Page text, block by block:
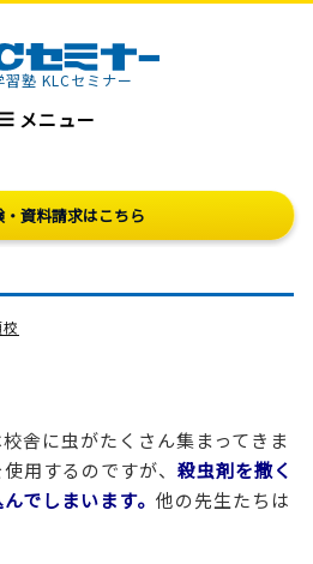
塾 KLCセミナー
メニュー
資料請求はこちら
舎に虫がたくさん集まってきま
用するのですが、 殺虫剤を撒く
でしまいます。 他の先生たちは